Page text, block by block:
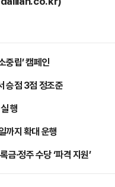
중립’ 캠페인
승점 3점 정조준
행
까지 확대 운행
·정주 수당 ‘파격 지원’